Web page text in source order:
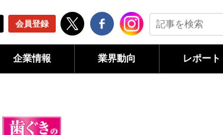
会員登録
企業情報 業界動向 レポート